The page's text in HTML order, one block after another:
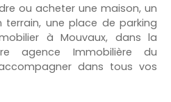
ou acheter une maison, un
une place de parking
à Mouvaux, dans la
agence Immobilière du
dans tous vos